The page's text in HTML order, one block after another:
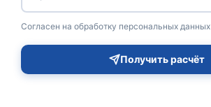
Согласен на обработку персональных данных
Получить расчёт